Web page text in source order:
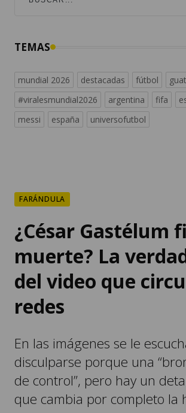
TEMAS
mundial 2026 destacadas fútbol
#viralesmundial2026
argentina fifa
messi
españa universofutbol
FARÁNDULA
¿César Gastélum
muerte? La
del video que
redes
En las imágenes se le
disculparse porque una
de control”, pero hay un
que cambia por completo la